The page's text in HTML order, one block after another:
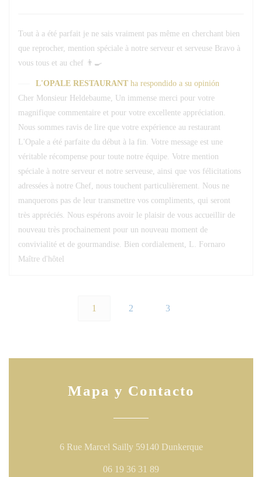
Tout à a été parfait je ne sais vraiment pas même en cherchant bien
que reprocher, mention spéciale à notre serveur et serveuse Bravo à
vous tous et au chef 👨‍🍳
L'OPALE RESTAURANT ha respondido a su opinión
Cher Monsieur Heldebaume, Un immense merci pour votre
magnifique commentaire et pour votre excellente appréciation.
Nous sommes ravis de lire que votre expérience au restaurant
L'Opale a été parfaite du début à la fin. Votre message est une
véritable récompense pour toute notre équipe. Votre mention
spéciale à notre serveur et notre serveuse, ainsi que vos félicitations
adressées à notre Chef, nous touchent particulièrement. Nous ne
manquerons pas de leur transmettre vos compliments, qui seront
très appréciés. Nous espérons avoir le plaisir de vous accueillir de
nouveau très prochainement pour un nouveau moment de
convivialité et de gourmandise. Bien cordialement, L. Fornaro
Maître d'hôtel
1 2 3
Mapa y Contacto
6 Rue Marcel Sailly 59140 Dunkerque((abre en una
06 19 36 31 89